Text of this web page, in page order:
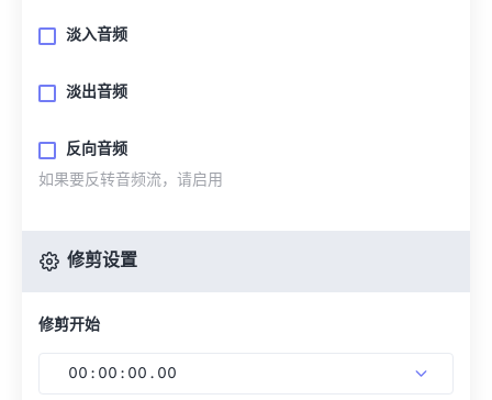
淡入音频
淡出音频
反向音频
如果要反转音频流，请启用
修剪设置
修剪开始
00 : 00 : 00 . 00